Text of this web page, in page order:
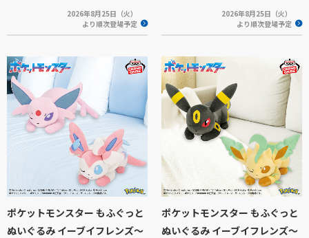
2026年8月25日（火）
より順次登場予定
2026年8月25日（火）
より順次登場予定
ポケットモンスター もふぐっと
ぬいぐるみ イーブイフレンズ～
ポケットモンスター もふぐっと
ぬいぐるみ イーブイフレンズ～